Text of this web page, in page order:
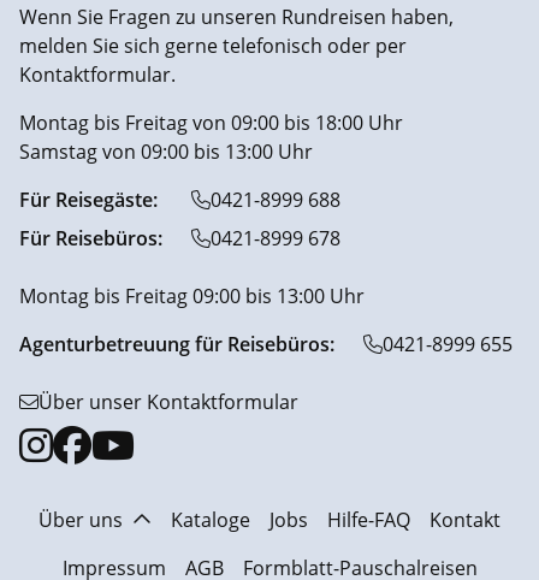
Wenn Sie Fragen zu unseren Rundreisen haben,
melden Sie sich gerne telefonisch oder per
Kontaktformular.
Montag bis Freitag von 09:00 bis 18:00 Uhr
Samstag von 09:00 bis 13:00 Uhr
Für Reisegäste:
0421-8999 688
Für Reisebüros:
0421-8999 678
Montag bis Freitag 09:00 bis 13:00 Uhr
Agenturbetreuung für Reisebüros:
0421-8999 655
Über unser Kontaktformular
Über uns Kataloge Jobs Hilfe-FAQ
Kontakt
Impressum
AGB Formblatt-Pauschalreisen